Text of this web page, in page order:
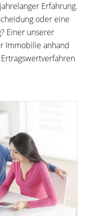
Erfahrung.
oder eine
Einer unserer
Immobilie anhand